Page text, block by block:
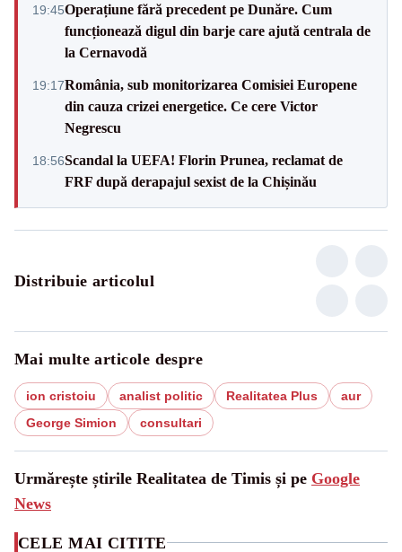
19:45Operațiune fără precedent pe Dunăre. Cum
funcționează digul din barje care ajută centrala de
la Cernavodă
19:17România, sub monitorizarea Comisiei Europene
din cauza crizei energetice. Ce cere Victor
Negrescu
18:56Scandal la UEFA! Florin Prunea, reclamat de
FRF după derapajul sexist de la Chișinău
Distribuie articolul
Mai multe articole despre
ion cristoiu analist politic Realitatea Plus
aur
George Simion
consultari
Urmărește știrile Realitatea de Timis și pe Google
News
CELE MAI CITITE